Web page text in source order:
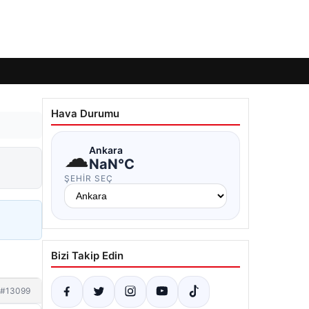
#13099
Hava Durumu
☁Ankara
NaN°C
ŞEHIR SEÇ
Bizi Takip Edin